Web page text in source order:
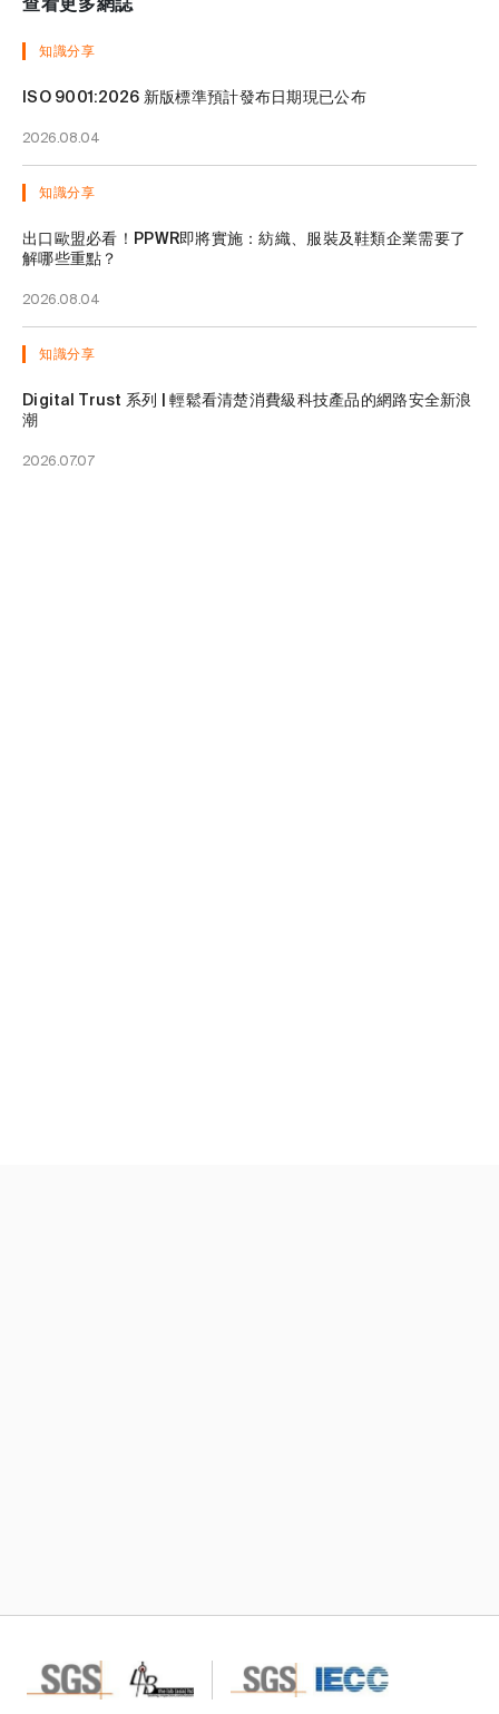
查看更多網誌
知識分享
ISO 9001:2026 新版標準預計發布日期現已公布
2026.08.04
知識分享
出口歐盟必看！PPWR即將實施：紡織、服裝及鞋類企業需要了
解哪些重點？
2026.08.04
知識分享
Digital Trust 系列 | 輕鬆看清楚消費級科技產品的網路安全新浪
潮
2026.07.07